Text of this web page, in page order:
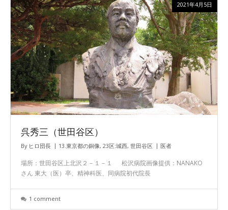
呉秀三（世田谷区）
By ヒロ団長 13.東京都の銅像, 23区:城西, 世田谷区 医者
場所：世田谷区上北沢２－１－１ 松沢病院画像提供：NANAKO
さん 東大（医）卒、精神科医、同病院初代院長
2021年4月5日
1 comment